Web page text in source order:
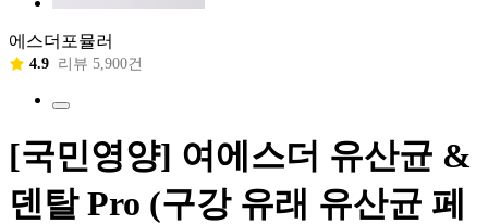
에스더포뮬러
4.9 리뷰 5,900건
[국민영양] 여에스더 유산균 &
덴탈 Pro (구강 유래 유산균 페